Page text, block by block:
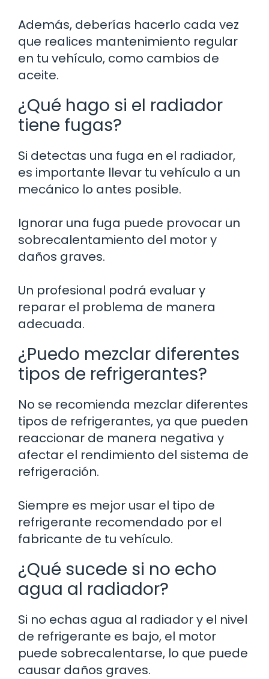
Además, deberías hacerlo cada vez
que realices mantenimiento regular
en tu vehículo, como cambios de
aceite.
¿Qué hago si el radiador
tiene fugas?
Si detectas una fuga en el radiador,
es importante llevar tu vehículo a un
mecánico lo antes posible.
Ignorar una fuga puede provocar un
sobrecalentamiento del motor y
daños graves.
Un profesional podrá evaluar y
reparar el problema de manera
adecuada.
¿Puedo mezclar diferentes
tipos de refrigerantes?
No se recomienda mezclar diferentes
tipos de refrigerantes, ya que pueden
reaccionar de manera negativa y
afectar el rendimiento del sistema de
refrigeración.
Siempre es mejor usar el tipo de
refrigerante recomendado por el
fabricante de tu vehículo.
¿Qué sucede si no echo
agua al radiador?
Si no echas agua al radiador y el nivel
de refrigerante es bajo, el motor
puede sobrecalentarse, lo que puede
causar daños graves.